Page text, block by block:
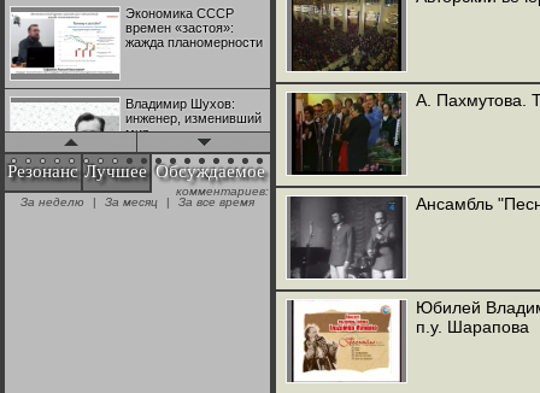
Экономика СССР
времен «застоя»:
жажда планомерности
Владимир Шухов:
инженер, изменивший
мир
"Аркадий Коц" на
эгалите-фесте "Не
Резонанс Лучшее Обсуждаемое
комментариев:
За неделю
| За месяц | За все время
А. Пахмутова.
Ансамбль
Юбилей
п.у. Шарапова